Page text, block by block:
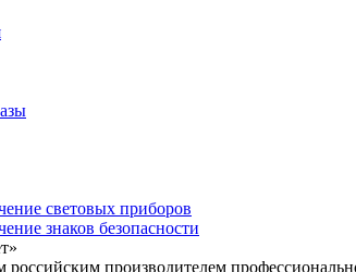
световых приборов
знаков безопасности
производителем